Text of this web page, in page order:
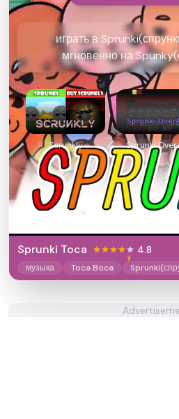
играть в
мгновенно на
Scrunkly Sprunki
Sprunki Toca 4.8
музыка Toca Boca